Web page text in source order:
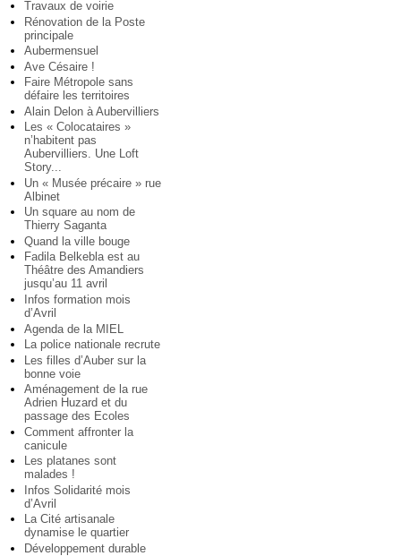
Travaux de voirie
Rénovation de la Poste
principale
Aubermensuel
Ave Césaire !
Faire Métropole sans
défaire les territoires
Alain Delon à Aubervilliers
Les « Colocataires »
n’habitent pas
Aubervilliers. Une Loft
Story...
Un « Musée précaire » rue
Albinet
Un square au nom de
Thierry Saganta
Quand la ville bouge
Fadila Belkebla est au
Théâtre des Amandiers
jusqu’au 11 avril
Infos formation mois
d’Avril
Agenda de la MIEL
La police nationale recrute
Les filles d’Auber sur la
bonne voie
Aménagement de la rue
Adrien Huzard et du
passage des Ecoles
Comment affronter la
canicule
Les platanes sont
malades !
Infos Solidarité mois
d’Avril
La Cité artisanale
dynamise le quartier
Développement durable